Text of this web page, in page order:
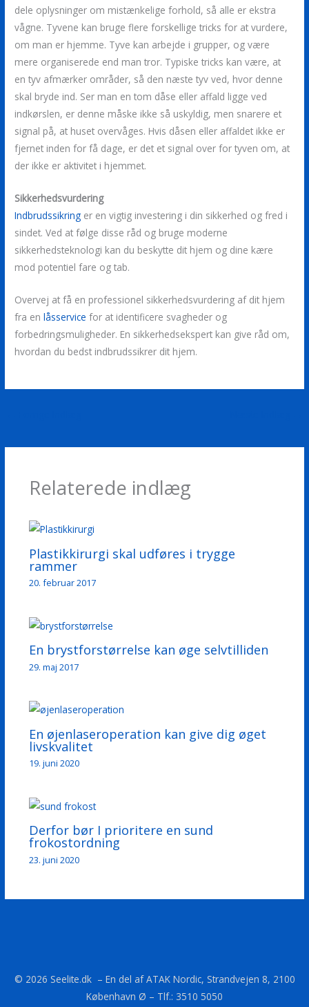
dele oplysninger om mistænkelige forhold, så alle er ekstra
vågne. Tyvene kan bruge flere forskellige tricks for at vurdere,
om man er hjemme. Tyve kan arbejde i grupper, og være
mere organiserede end man tror. Typiske tricks kan være, at
en tyv afmærker områder, så den næste tyv ved, hvor denne
skal bryde ind. Ser man en tom dåse eller affald ligge ved
indkørslen, er denne måske ikke så uskyldig, men snarere et
signal på, at huset overvåges. Hvis dåsen eller affaldet ikke er
fjernet inden for få dage, er det et signal over for tyven om, at
der ikke er aktivitet i hjemmet.
Sikkerhedsvurdering
Indbrudssikring er en vigtig investering i din sikkerhed og fred i
sindet. Ved at følge disse råd og bruge moderne
sikkerhedsteknologi kan du beskytte dit hjem og dine kære
mod potentiel fare og tab.
Overvej at få en professionel sikkerhedsvurdering af dit hjem
fra enlåsservice for at identificere svagheder og
forbedringsmuligheder. En sikkerhedsekspert kan give råd om,
hvordan du bedst indbrudssikrer dit hjem.
Relaterede indlæg
Plastikkirurgi skal udføres i trygge
rammer
20. februar 2017
En brystforstørrelse kan øge selvtilliden
29. maj 2017
En øjenlaseroperation kan give dig øget
livskvalitet
19. juni 2020
Derfor bør I prioritere en sund
frokostordning
23. juni 2020
© 2026 Seelite.dk – En del af ATAK Nordic, Strandvejen 8, 2100
København Ø – Tlf.: 3510 5050